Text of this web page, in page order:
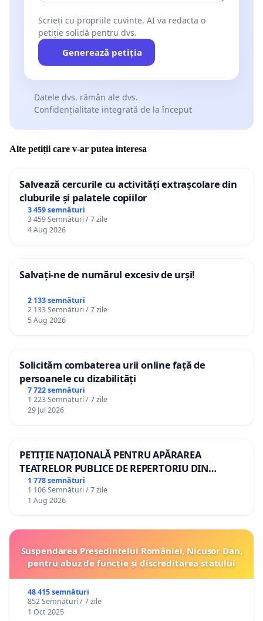
Scrieți cu propriile cuvinte. AI va redacta o
petiție solidă pentru dvs.
Generează petiția
Datele dvs. rămân ale dvs.
Confidențialitate integrată de la început
Alte petiții care v-ar putea interesa
Salvează cercurile cu activități extrașcolare din
cluburile și palatele copiilor
3 459 semnături
3 459 Semnături / 7 zile
4 Aug 2026
Salvați-ne de numărul excesiv de urși!
2 133 semnături
2 133 Semnături / 7 zile
5 Aug 2026
Solicităm combaterea urii online față de
persoanele cu dizabilități
7 722 semnături
1 223 Semnături / 7 zile
29 Jul 2026
PETIȚIE NAȚIONALĂ PENTRU APĂRAREA
TEATRELOR PUBLICE DE REPERTORIU DIN
ROMÂNIA
1 778 semnături
1 106 Semnături / 7 zile
1 Aug 2026
Suspendarea Președintelui României, Nicușor Dan,
pentru abuz de funcție și discreditarea statului
48 415 semnături
852 Semnături / 7 zile
1 Oct 2025